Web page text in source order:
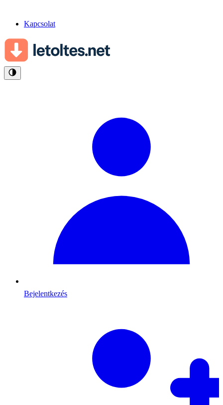
Kapcsolat
Bejelentkezés